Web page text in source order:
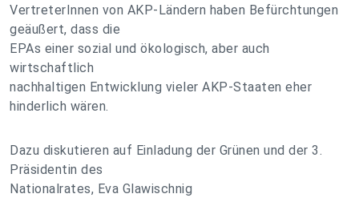
VertreterInnen von AKP-Ländern haben Befürchtungen
geäußert, dass die
EPAs einer sozial und ökologisch, aber auch
wirtschaftlich
nachhaltigen Entwicklung vieler AKP-Staaten eher
hinderlich wären.
Dazu diskutieren auf Einladung der Grünen und der 3.
Präsidentin des
Nationalrates, Eva Glawischnig